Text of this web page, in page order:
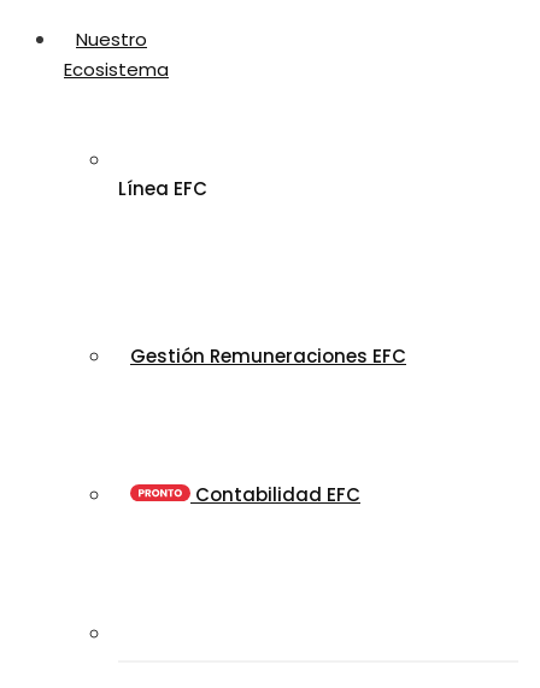
Nuestro
Ecosistema
Línea EFC
Gestión Remuneraciones EFC
Contabilidad EFC